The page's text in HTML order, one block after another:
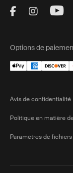
Visit Thule
Visit
Options de
Avis de confidentialité
Politique en matière
Paramètres de